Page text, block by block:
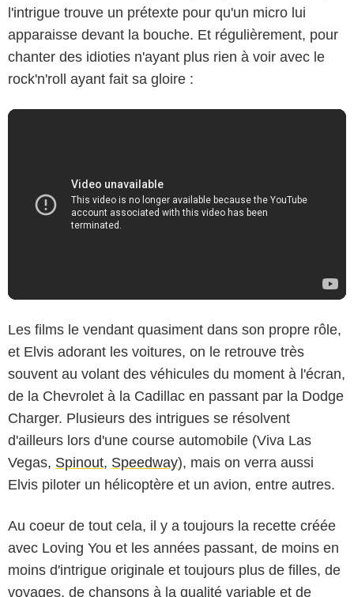
l'intrigue trouve un prétexte pour qu'un micro lui
apparaisse devant la bouche. Et régulièrement, pour
chanter des idioties n'ayant plus rien à voir avec le
rock'n'roll ayant fait sa gloire :
Les films le vendant quasiment dans son propre rôle,
et Elvis adorant les voitures, on le retrouve très
souvent au volant des véhicules du moment à l'écran,
de la Chevrolet à la Cadillac en passant par la Dodge
Charger. Plusieurs des intrigues se résolvent
d'ailleurs lors d'une course automobile (Viva Las
Vegas, Spinout, Speedway), mais on verra aussi
Elvis piloter un hélicoptère et un avion, entre autres.
Au coeur de tout cela, il y a toujours la recette créée
avec Loving You et les années passant, de moins en
moins d'intrigue originale et toujours plus de filles, de
voyages, de chansons à la qualité variable et de